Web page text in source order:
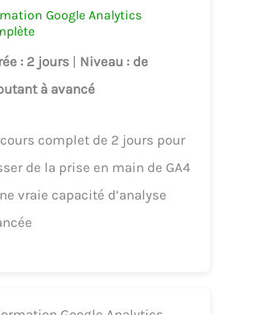
Google Analytics
: 2 jours | Niveau : de
à avancé
complet de 2 jours pour
de la prise en main de GA4
vraie capacité d’analyse